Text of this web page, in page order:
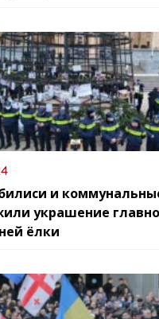
и
украшение
ёлки